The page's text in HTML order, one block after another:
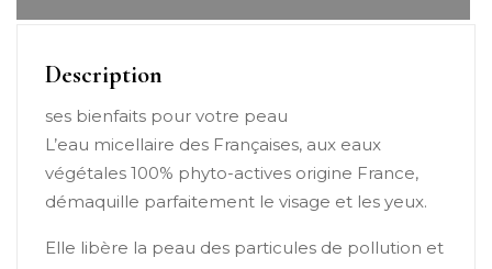
Description
ses bienfaits pour votre peau
L’eau micellaire des Françaises, aux eaux
végétales 100% phyto-actives origine France,
démaquille parfaitement le visage et les yeux.
Elle libère la peau des particules de pollution et